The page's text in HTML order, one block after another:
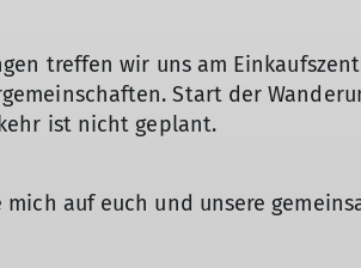
treffen wir uns am
Start der
ist nicht geplant.
mich auf euch und unsere